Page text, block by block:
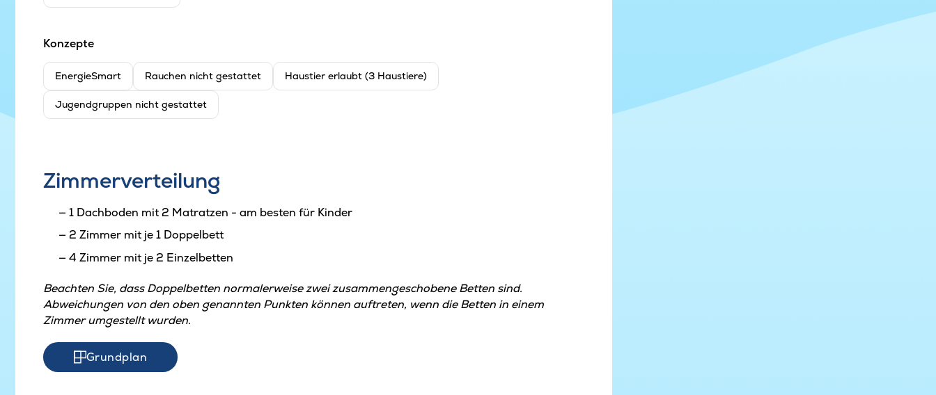
Konzepte
EnergieSmart Rauchen nicht gestattet Haustier erlaubt (3 Haustiere)
Jugendgruppen nicht gestattet
Zimmerverteilung
1 Dachboden mit 2 Matratzen - am besten für Kinder
2 Zimmer mit je 1 Doppelbett
4 Zimmer mit je 2 Einzelbetten
Beachten Sie, dass Doppelbetten normalerweise zwei zusammengeschobene Betten sind.
Abweichungen von den oben genannten Punkten können auftreten, wenn die Betten in einem
Zimmer umgestellt wurden.
Grundplan